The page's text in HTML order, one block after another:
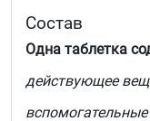
Состав
Одна таблетка
действующее